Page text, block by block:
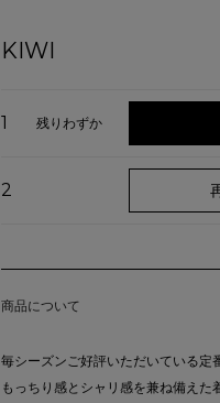
KIWI
1 残りわずか
2
商品について
毎シーズンご好評いただいている定
もっちり感とシャリ感を兼ね備えた